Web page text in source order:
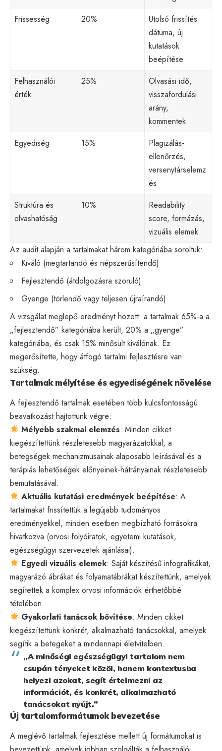
Frissesség
20%
Utolsó frissítés
dátuma, új
kutatások
beépítése
Felhasználói
érték
25%
Olvasási idő,
visszafordulási
arány,
kommentek
Egyediség
15%
Plagizálás-
ellenőrzés,
versenytárselemz
és
Struktúra és
olvashatóság
10%
Readability
score, formázás,
vizuális elemek
Az audit alapján a tartalmakat három kategóriába soroltuk:
Kiváló (megtartandó és népszerűsítendő)
Fejlesztendő (átdolgozásra szoruló)
Gyenge (törlendő vagy teljesen újraírandó)
A vizsgálat meglepő eredményt hozott: a tartalmak 65%-a a
„fejlesztendő” kategóriába került, 20% a „gyenge”
kategóriába, és csak 15% minősült kiválónak. Ez
megerősítette, hogy átfogó tartalmi fejlesztésre van
szükség.
Tartalmak mélyítése és egyediségének növelése
A fejlesztendő tartalmak esetében több kulcsfontosságú
beavatkozást hajtottunk végre:
Mélyebb szakmai elemzés: Minden cikket
kiegészítettünk részletesebb magyarázatokkal, a
betegségek mechanizmusainak alaposabb leírásával és a
terápiás lehetőségek előnyeinek-hátrányainak részletesebb
bemutatásával.
Aktuális kutatási eredmények beépítése: A
tartalmakat frissítettük a legújabb tudományos
eredményekkel, minden esetben megbízható forrásokra
hivatkozva (orvosi folyóiratok, egyetemi kutatások,
egészségügyi szervezetek ajánlásai).
Egyedi vizuális elemek: Saját készítésű infografikákat,
magyarázó ábrákat és folyamatábrákat készítettünk, amelyek
segítettek a komplex orvosi információk érthetőbbé
tételében.
Gyakorlati tanácsok bővítése: Minden cikket
kiegészítettünk konkrét, alkalmazható tanácsokkal, amelyek
segítik a betegeket a mindennapi életvitelben.
„A minőségi egészségügyi tartalom nem
csupán tényeket közöl, hanem kontextusba
helyezi azokat, segít értelmezni az
információt, és konkrét, alkalmazható
tanácsokat nyújt.”
Új tartalomformátumok bevezetése
A meglévő tartalmak fejlesztése mellett új formátumokat is